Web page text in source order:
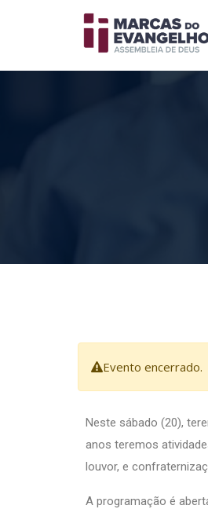
Evento encerrado.
Neste sábado (20),
anos teremos
louvor, e
A programação é